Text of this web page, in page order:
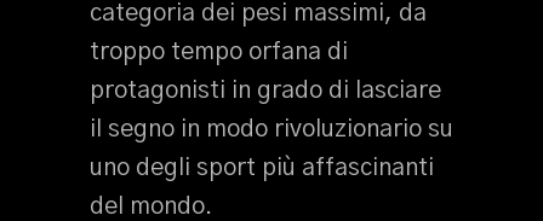
categoria dei pesi massimi, da
troppo tempo orfana di
protagonisti in grado di lasciare
il segno in modo rivoluzionario su
uno degli sport più affascinanti
del mondo.